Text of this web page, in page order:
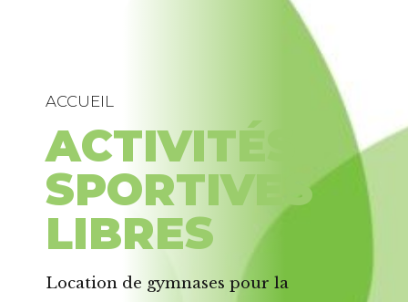
ACCUEIL
ACTIVITÉS
SPORTIVES
LIBRES
Location de gymnases pour la